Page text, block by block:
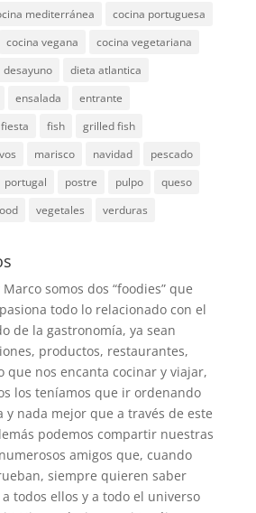
mediterránea
cocina portuguesa
cocina vegana
cocina vegetariana
desayuno
dieta atlantica
ensalada
entrante
fiesta fish
grilled fish
marisco navidad
pescado
portugal postre pulpo
queso
vegetales verduras
Marco somos dos “foodies” que
todo lo relacionado con el
de la gastronomía, ya sean
productos, restaurantes,
que nos encanta cocinar y viajar,
los teníamos que ir ordenando
y nada mejor que a través de este
podemos compartir nuestras
amigos que, cuando
siempre quieren saber
todos ellos y a todo el universo